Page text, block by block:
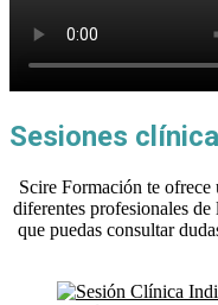
Sesiones
Scire Formación te
diferentes profesionales de
que puedas consultar